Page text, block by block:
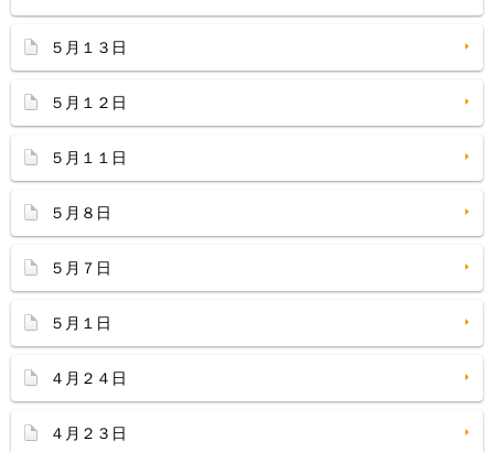
５月１３日
５月１２日
５月１１日
５月８日
５月７日
５月１日
４月２４日
４月２３日